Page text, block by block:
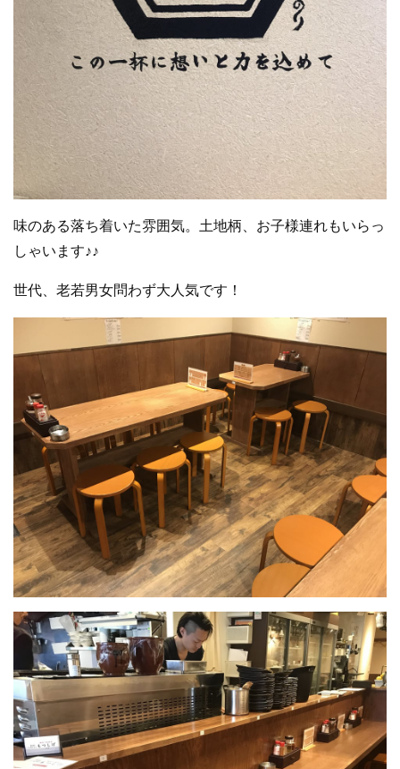
味のある落ち着いた雰囲気。土地柄、お子様連れもいらっ
しゃいます♪♪
世代、老若男女問わず大人気です！